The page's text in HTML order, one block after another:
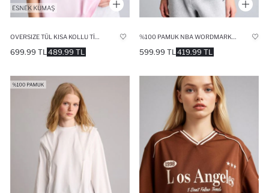
489.99 TL
699.99 TL 419.99 TL
599.99 TL